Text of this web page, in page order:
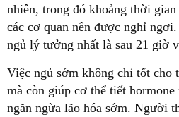
nhiên, trong đó khoảng thời
các cơ quan nên được nghỉ
ngủ lý tưởng nhất là sau 21 giờ
Việc ngủ sớm không chỉ tốt cho
mà còn giúp cơ thể tiết
ngăn ngừa lão hóa sớm. Người